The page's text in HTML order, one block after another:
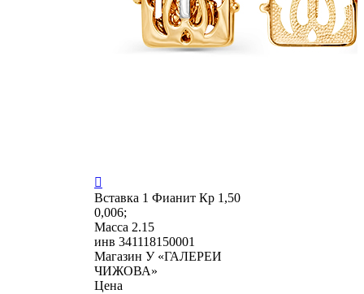

Вставка 1 Фианит Кр 1,50
0,006;
Масса 2.15
инв 341118150001
Магазин У «ГАЛЕРЕИ
ЧИЖОВА»
Цена